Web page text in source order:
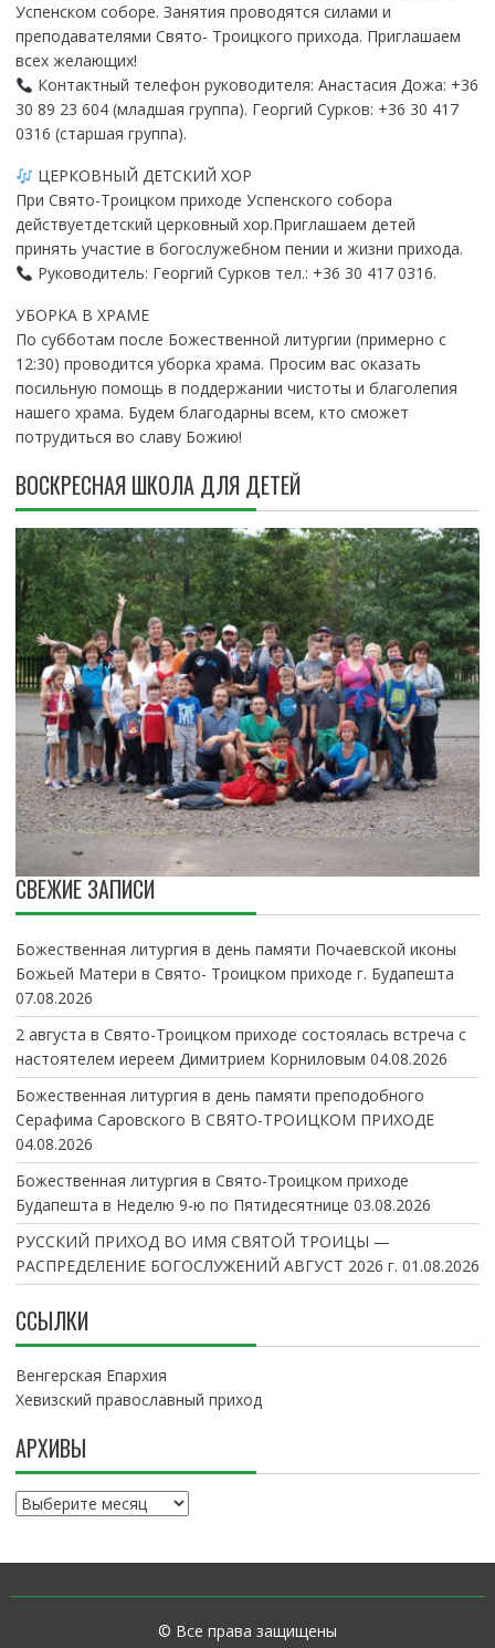
Успенском соборе. Занятия проводятся силами и
преподавателями Свято- Троицкого прихода. Приглашаем
всех желающих!
Контактный телефон руководителя: Анастасия Дожа: +36
30 89 23 604 (младшая группа). Георгий Сурков: +36 30 417
0316 (старшая группа).
ЦЕРКОВНЫЙ ДЕТСКИЙ ХОР
При Свято-Троицком приходе Успенского собора
действуетдетский церковный хор.Приглашаем детей
принять участие в богослужебном пении и жизни прихода.
Руководитель: Георгий Сурков тел.: +36 30 417 0316.
УБОРКА В ХРАМЕ
По субботам после Божественной литургии (примерно с
12:30) проводится уборка храма. Просим вас оказать
посильную помощь в поддержании чистоты и благолепия
нашего храма. Будем благодарны всем, кто сможет
потрудиться во славу Божию!
ВОСКРЕСНАЯ ШКОЛА ДЛЯ ДЕТЕЙ
СВЕЖИЕ ЗАПИСИ
Божественная литургия в день памяти Почаевской иконы
Божьей Матери в Свято- Троицком приходе г. Будапешта
07.08.2026
2 августа в Свято-Троицком приходе состоялась встреча с
настоятелем иереем Димитрием Корниловым 04.08.2026
Божественная литургия в день памяти преподобного
Серафима Саровского В СВЯТО-ТРОИЦКОМ ПРИХОДЕ
04.08.2026
Божественная литургия в Свято-Троицком приходе
Будапешта в Неделю 9-ю по Пятидесятнице 03.08.2026
РУССКИЙ ПРИХОД ВО ИМЯ СВЯТОЙ ТРОИЦЫ —
РАСПРЕДЕЛЕНИЕ БОГОСЛУЖЕНИЙ АВГУСТ 2026 г. 01.08.2026
ССЫЛКИ
Венгерская Епархия
Хевизский православный приход
АРХИВЫ
А
в
© Все права защищены